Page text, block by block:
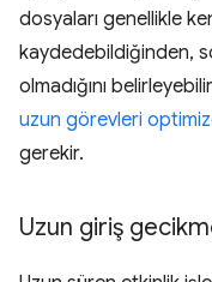
dosyaları genellikle
kaydedebildiğinden,
olmadığını
uzun görevleri
gerekir.
Uzun giriş